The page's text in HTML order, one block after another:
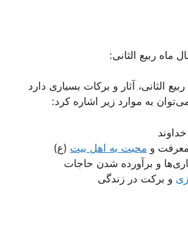
ماه ربیع الثانی:
الثانی، آثار و برکات بسیاری دارد
به موارد زیر اشاره کرد:
و محبت به اهل بیت (ع)
و برآورده شدن حاجات
و برکت در زندگی